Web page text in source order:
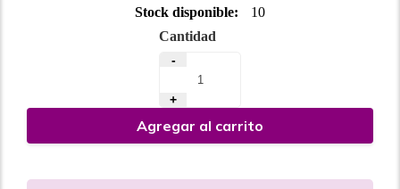
Stock disponible:
10
Cantidad
-
+
Agregar al carrito